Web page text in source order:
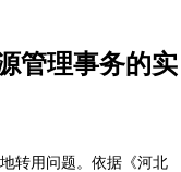
管理事务的实
转用问题。依据《河北